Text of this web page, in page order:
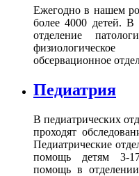
Ежегодно в нашем
более 4000 детей. В
отделение
обсервационное
Педиатрия
В педиатрических
проходят
Педиатрические
помощь детям 3-17
помощь в